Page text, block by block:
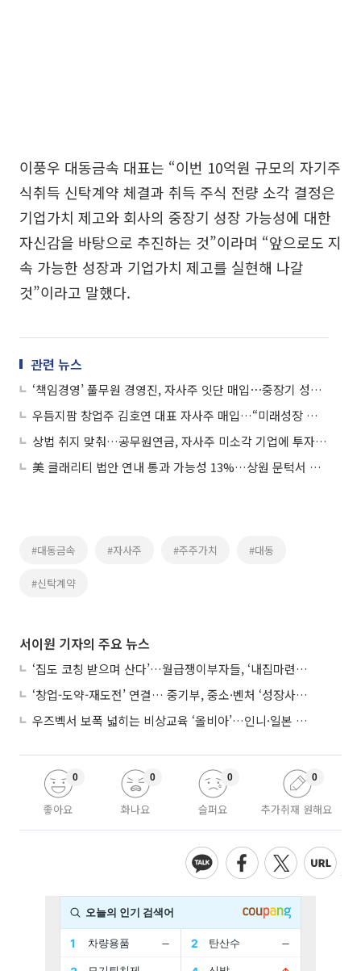
이풍우 대동금속 대표는 “이번 10억원 규모의 자기주
식취득 신탁계약 체결과 취득 주식 전량 소각 결정은
기업가치 제고와 회사의 중장기 성장 가능성에 대한
자신감을 바탕으로 추진하는 것”이라며 “앞으로도 지
속 가능한 성장과 기업가치 제고를 실현해 나갈
것”이라고 말했다.
관련 뉴스
‘책임경영’ 풀무원 경영진, 자사주 잇단 매입⋯중장기 성장에 ‘가속페달’
우듬지팜 창업주 김호연 대표 자사주 매입…“미래성장 자신감·책임경영 강화”
상법 취지 맞춰…공무원연금, 자사주 미소각 기업에 투자자 서한 발송
美 클래리티 법안 연내 통과 가능성 13%…상원 문턱서 제동
#대동금속 #자사주 #주주가치 #대동
#신탁계약
서이원 기자의 주요 뉴스
‘집도 코칭 받으며 산다’…월급쟁이부자들, ‘내집마련’ 신청 증가세
‘창업-도약-재도전’ 연결… 중기부, 중소·벤처 ‘성장사다리’ 짓는다
우즈벡서 보폭 넓히는 비상교육 ‘올비아’…인니·일본 진출 타진
좋아요
0
화나요
0
슬퍼요
0
추가취재 원해요
0